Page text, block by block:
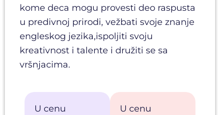
kome deca mogu provesti deo raspusta
u predivnoj prirodi, vežbati svoje znanje
engleskog jezika,ispoljiti svoju
kreativnost i talente i družiti se sa
vršnjacima.
U cenu
U cenu